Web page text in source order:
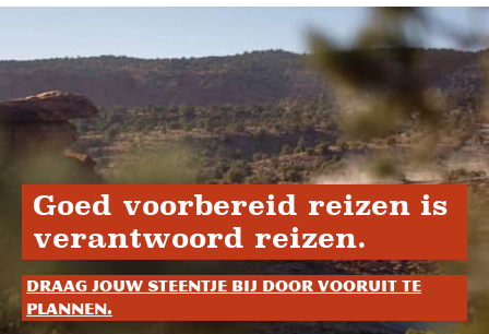
Goed voorbereid reizen is
verantwoord reizen.
Draag jouw steentje bij door vooruit te
plannen.